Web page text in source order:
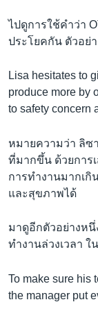
ไปดูการใช้คำว่า
ประโยคกัน ตัวอย่า
Lisa hesitates to
produce more by
to safety concern
หมายความว่า ลิซา
ที่มากขึ้น ด้วยการ
การทำงานมากเ
และสุขภาพได้
มาดูอีกตัวอย่างหนึ่
ทำงานล่วงเวลา ใ
To make sure his
the manager put